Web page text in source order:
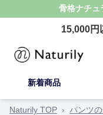
骨格ナチュ
15,000円
新着商品
Naturily TOP › パンツ